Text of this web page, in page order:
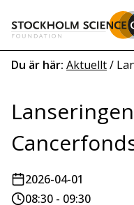
till
huvudinnehåll
Länkstig
Du är här: Aktuellt/
2026-04-01
08:30 - 09:30